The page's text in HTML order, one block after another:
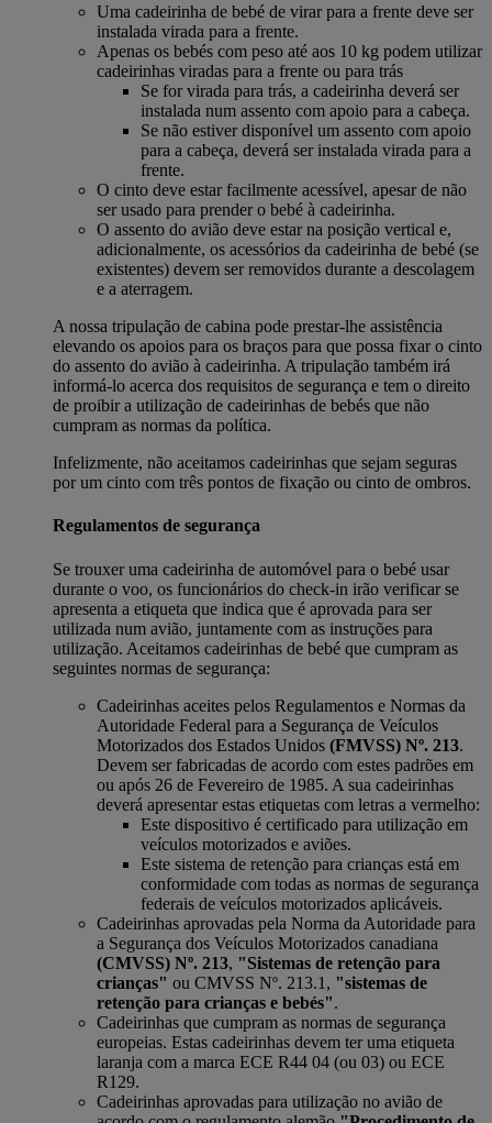
Uma cadeirinha de bebé de virar para a frente deve ser
instalada virada para a frente.
Apenas os bebés com peso até aos 10 kg podem utilizar
cadeirinhas viradas para a frente ou para trás
Se for virada para trás, a cadeirinha deverá ser
instalada num assento com apoio para a cabeça.
Se não estiver disponível um assento com apoio
para a cabeça, deverá ser instalada virada para a
frente.
O cinto deve estar facilmente acessível, apesar de não
ser usado para prender o bebé à cadeirinha.
O assento do avião deve estar na posição vertical e,
adicionalmente, os acessórios da cadeirinha de bebé (se
existentes) devem ser removidos durante a descolagem
e a aterragem.
A nossa tripulação de cabina pode prestar-lhe assistência
elevando os apoios para os braços para que possa fixar o cinto
do assento do avião à cadeirinha. A tripulação também irá
informá-lo acerca dos requisitos de segurança e tem o direito
de proibir a utilização de cadeirinhas de bebés que não
cumpram as normas da política.
Infelizmente, não aceitamos cadeirinhas que sejam seguras
por um cinto com três pontos de fixação ou cinto de ombros.
Regulamentos de segurança
Se trouxer uma cadeirinha de automóvel para o bebé usar
durante o voo, os funcionários do check-in irão verificar se
apresenta a etiqueta que indica que é aprovada para ser
utilizada num avião, juntamente com as instruções para
utilização. Aceitamos cadeirinhas de bebé que cumpram as
seguintes normas de segurança:
Cadeirinhas aceites pelos Regulamentos e Normas da
Autoridade Federal para a Segurança de Veículos
Motorizados dos Estados Unidos (FMVSS) Nº. 213.
Devem ser fabricadas de acordo com estes padrões em
ou após 26 de Fevereiro de 1985. A sua cadeirinhas
deverá apresentar estas etiquetas com letras a vermelho:
Este dispositivo é certificado para utilização em
veículos motorizados e aviões.
Este sistema de retenção para crianças está em
conformidade com todas as normas de segurança
federais de veículos motorizados aplicáveis.
Cadeirinhas aprovadas pela Norma da Autoridade para
a Segurança dos Veículos Motorizados canadiana
(CMVSS) Nº. 213, "Sistemas de retenção para
crianças" ou CMVSS Nº. 213.1, "sistemas de
retenção para crianças e bebés".
Cadeirinhas que cumpram as normas de segurança
europeias. Estas cadeirinhas devem ter uma etiqueta
laranja com a marca ECE R44 04 (ou 03) ou ECE
R129.
Cadeirinhas aprovadas para utilização no avião de